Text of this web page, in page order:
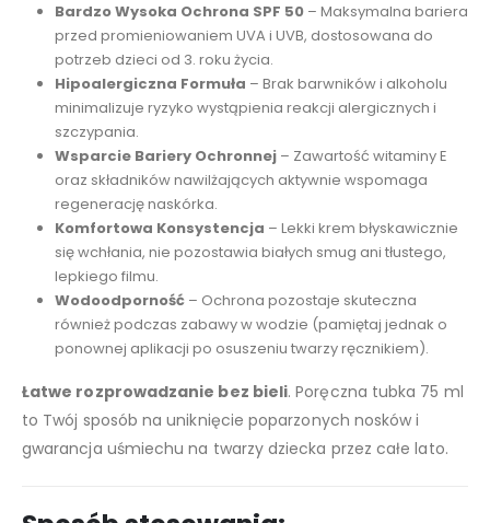
Bardzo Wysoka Ochrona SPF 50– Maksymalna bariera
przed promieniowaniem UVA i UVB, dostosowana do
potrzeb dzieci od 3. roku życia.
Hipoalergiczna Formuła – Brak barwników i alkoholu
minimalizuje ryzyko wystąpienia reakcji alergicznych i
szczypania.
Wsparcie Bariery Ochronnej– Zawartość witaminy E
oraz składników nawilżających aktywnie wspomaga
regenerację naskórka.
Komfortowa Konsystencja – Lekki krem błyskawicznie
się wchłania, nie pozostawia białych smug ani tłustego,
lepkiego filmu.
Wodoodporność– Ochrona pozostaje skuteczna
również podczas zabawy w wodzie (pamiętaj jednak o
ponownej aplikacji po osuszeniu twarzy ręcznikiem).
Łatwe rozprowadzanie bez bieli. Poręczna tubka 75 ml
to Twój sposób na uniknięcie poparzonych nosków i
gwarancja uśmiechu na twarzy dziecka przez całe lato.